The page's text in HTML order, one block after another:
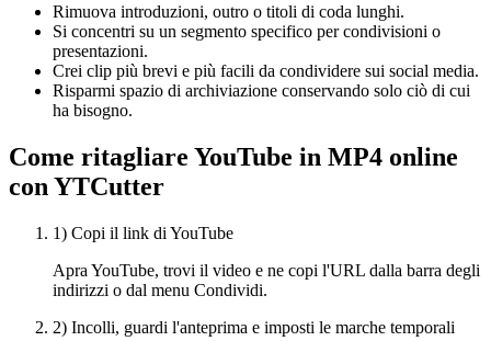
Rimuova introduzioni, outro o titoli di coda lunghi.
Si concentri su un segmento specifico per condivisioni o
presentazioni.
Crei clip più brevi e più facili da condividere sui social media.
Risparmi spazio di archiviazione conservando solo ciò di cui
ha bisogno.
Come ritagliare YouTube in MP4 online
con YTCutter
1) Copi il link di YouTube
Apra YouTube, trovi il video e ne copi l'URL dalla barra degli
indirizzi o dal menu Condividi.
2) Incolli, guardi l'anteprima e imposti le marche temporali